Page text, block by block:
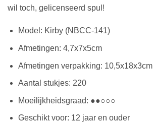
wil toch, gelicenseerd spul!
Model: Kirby (NBCC-141)
Afmetingen: 4,7x7x5cm
Afmetingen verpakking: 10,5x18x3cm
Aantal stukjes: 220
Moeilijkheidsgraad: ●●○○○
Geschikt voor: 12 jaar en ouder